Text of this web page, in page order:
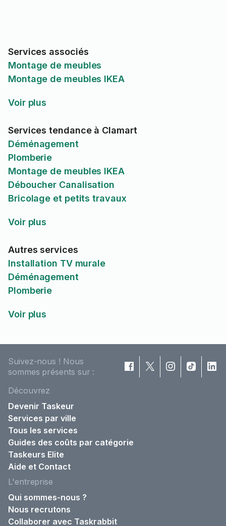
Services associés
Montage de meubles
Montage de meubles IKEA
Voir plus
Services tendance à Clamart
Déménagement
Plomberie
Montage de meubles IKEA
Déboucher Canalisation
Bricolage et petits travaux
Voir plus
Autres services
Installation TV murale
Déménagement
Plomberie
Voir plus
Suivez-nous ! Nous
sommes présents sur :
Découvrez
Devenir Taskeur
Services par ville
Tous les services
Guides des coûts par catégorie
Taskeurs Elite
Aide et Contact
L'entreprise
Qui sommes-nous ?
Nous recrutons
Collaborer avec Taskrabbit